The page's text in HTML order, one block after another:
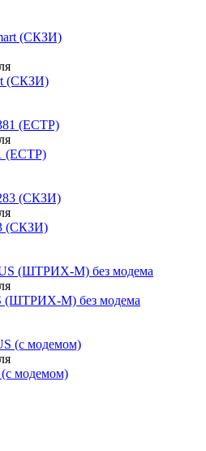
(СКЗИ)
(ЕСТР)
(СКЗИ)
(ШТРИХ-М) без модема
модемом)